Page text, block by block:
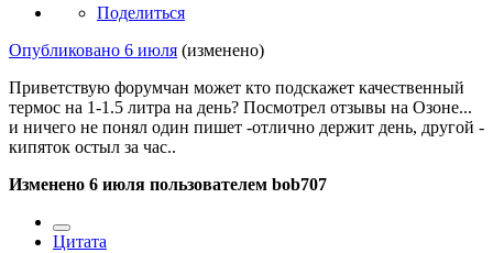
Поделиться
Опубликовано 6 июля (изменено)
Приветствую форумчан может кто подскажет качественный
термос на 1-1.5 литра на день? Посмотрел отзывы на Озоне...
и ничего не понял один пишет -отлично держит день, другой -
кипяток остыл за час..
Изменено 6 июля пользователем bob707
Цитата